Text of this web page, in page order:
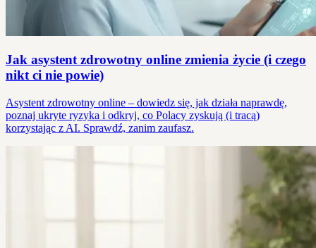
Jak asystent zdrowotny online zmienia życie (i czego
nikt ci nie powie)
Asystent zdrowotny online – dowiedz się, jak działa naprawdę,
poznaj ukryte ryzyka i odkryj, co Polacy zyskują (i tracą)
korzystając z AI. Sprawdź, zanim zaufasz.